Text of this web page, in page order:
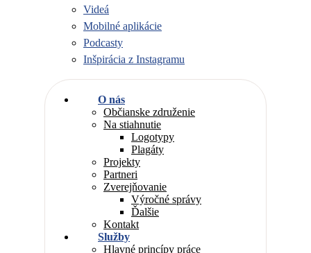
Videá
Mobilné aplikácie
Podcasty
Inšpirácia z Instagramu
O nás
Občianske združenie
Na stiahnutie
Logotypy
Plagáty
Projekty
Partneri
Zverejňovanie
Výročné správy
Ďalšie
Kontakt
Služby
Hlavné princípy práce